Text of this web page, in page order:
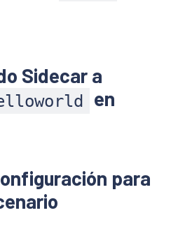
Sidecar a
en
para